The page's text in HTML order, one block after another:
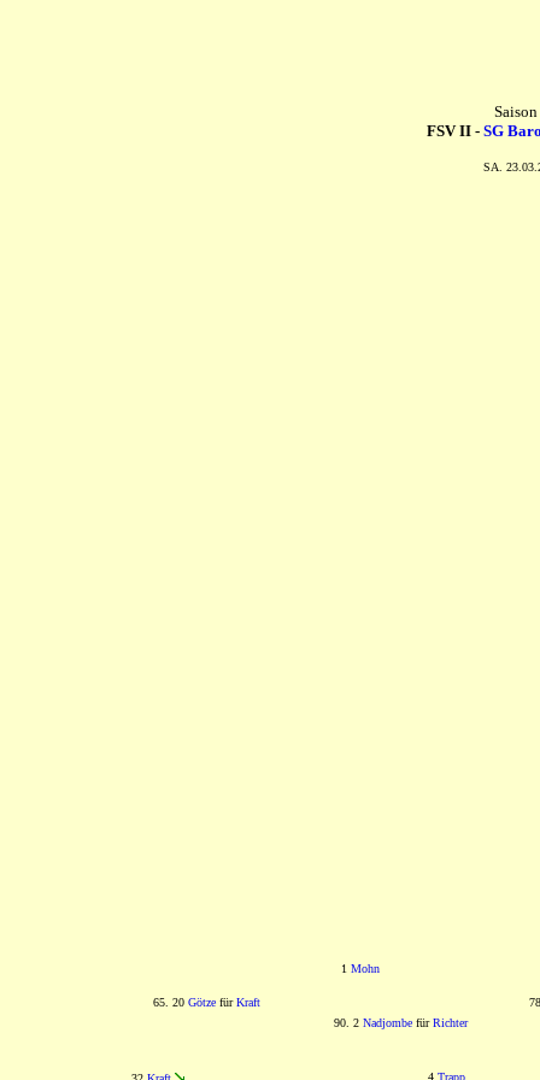
FSV II - SG
SA.
1 Mohn
65. 20 GötzefürKraft
90. 2 Nadjombe fürRichter
4 Trapp